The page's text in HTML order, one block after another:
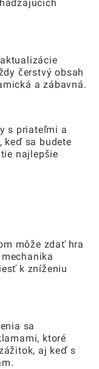
čerstvý obsah
a zábavná.
s priateľmi a
keď sa budete
najlepšie
môže zdať hra
k zníženiu
sa
ktoré
aj keď s